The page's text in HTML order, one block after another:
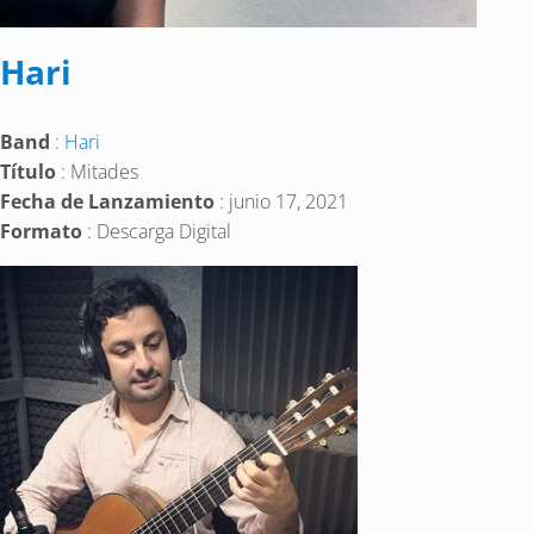
Hari
Band : Hari
Título : Mitades
Fecha de Lanzamiento : junio 17, 2021
Formato : Descarga Digital